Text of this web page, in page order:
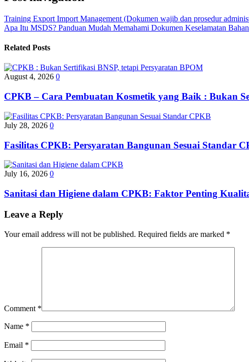
Training Export Import Management (Dokumen wajib dan prosedur
Apa Itu MSDS? Panduan Mudah Memahami Dokumen Keselamatan
Related Posts
August 4, 2026 0
CPKB – Cara Pembuatan Kosmetik yang Baik : Bukan
July 28, 2026 0
Fasilitas CPKB: Persyaratan Bangunan Sesuai Standar
July 16, 2026 0
Sanitasi dan Higiene dalam CPKB: Faktor Penting
Leave a Reply
Your email address will not be published. Required fields are marked *
Comment *
Name *
Email *